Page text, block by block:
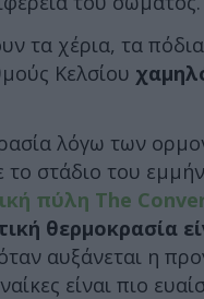
τα χέρια, τα
Κελσίου
λόγω των
στάδιο του
πύλη The
θερμοκρασία
αυξάνεται η
είναι πιο